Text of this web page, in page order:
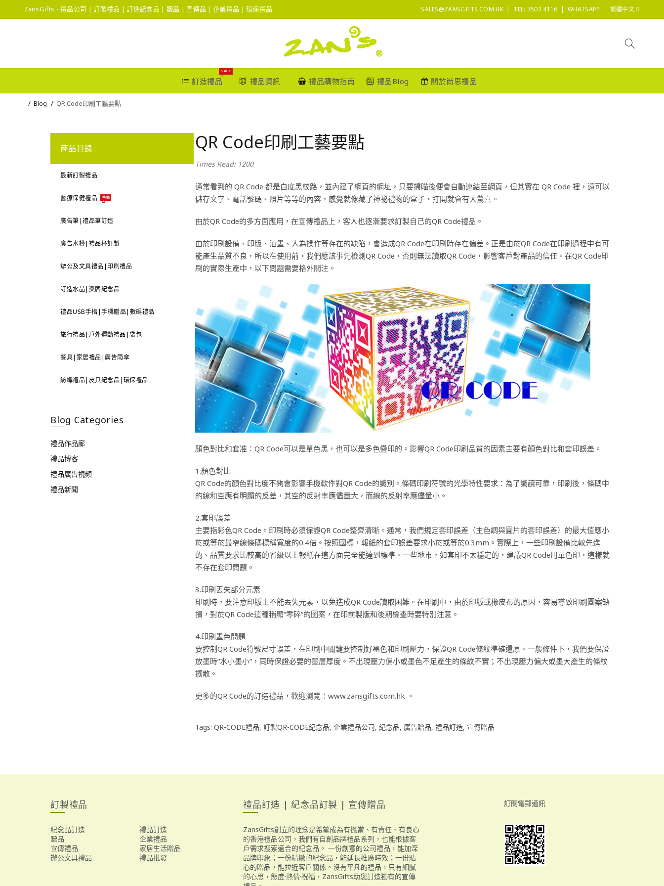
ZansGifts - 禮品公司 | 訂製禮品 | 訂造紀念品 | 贈品 | 宣傳品 | 企業禮品 | 環保禮品 SALES@ZANSGIFTS.COM.HK| TEL: 3502 4116 |WHATSAPP 繁體中文
訂造禮品
SALE
禮品資訊 禮品購物指南 禮品Blog 關於尚思禮品
Blog QR Code印刷工藝要點
商品目錄
最新訂製禮品
醫療保健禮品 熱銷
廣告筆|禮品筆訂造
廣告水樽|禮品杯訂製
辦公及文具禮品|印刷禮品
訂造水晶|獎牌紀念品
禮品USB手指|手機贈品|數碼禮品
旅行禮品|戶外運動禮品|袋包
餐具|家居禮品|廣告雨傘
紡織禮品|皮具紀念品|環保禮品
Blog Categories
禮品作品廊
禮品博客
禮品廣告視頻
禮品新聞
QR Code印刷工藝要點
Times Read: 1200
通常看到的 QR Code 都是白底黑紋路，並內建了網頁的網址，只要掃瞄後便會自動連結至網頁，但其實在 QR Code 裡，還可以
儲存文字、電話號碼、照片等等的內容，感覺就像藏了神祕禮物的盒子，打開就會有大驚喜。
由於QR Code的多方面應用，在宣傳禮品上，客人也逐漸要求訂製自己的QR Code禮品。
由於印刷設備、印版、油墨、人為操作等存在的缺陷，會造成QR Code在印刷時存在偏差。正是由於QR Code在印刷過程中有可
能產生品質不良，所以在使用前，我們應該事先檢測QR Code，否則無法讀取QR Code，影響客戶對產品的信任。在QR Code印
刷的實際生產中，以下問題需要格外關注。
顏色對比和套准：QR Code可以是單色黑，也可以是多色疊印的。影響QR Code印刷品質的因素主要有顏色對比和套印誤差。
1.顏色對比
QR Code的顏色對比度不夠會影響手機軟件對QR Code的識別。條碼印刷符號的光學特性要求：為了識讀可靠，印刷後，條碼中
的線和空應有明顯的反差，其空的反射率應儘量大，而線的反射率應儘量小。
2.套印誤差
主要指彩色QR Code。印刷時必須保證QR Code整齊清晰。通常，我們規定套印誤差（主色調與圖片的套印誤差）的最大值應小
於或等於最窄線條碼標稱寬度的0.4倍。按照國標，報紙的套印誤差要求小於或等於0.3mm。實際上，一些印刷設備比較先進
的、品質要求比較高的省級以上報紙在這方面完全能達到標準。一些地市，如套印不太穩定的，建議QR Code用單色印，這樣就
不存在套印問題。
3.印刷丟失部分元素
印刷時，要注意印版上不能丟失元素，以免造成QR Code讀取困難。在印刷中，由於印版或橡皮布的原因，容易導致印刷圖案缺
損，對於QR Code這種稍顯“零碎”的圖案，在印前製版和後期檢查時要特別注意。
4.印刷墨色問題
要控制QR Code符號尺寸誤差，在印刷中關鍵要控制好墨色和印刷壓力，保證QR Code條紋準確還原。一般條件下，我們要保證
放墨時“水小墨小”，同時保證必要的墨層厚度。不出現壓力偏小或墨色不足產生的條紋不實；不出現壓力偏大或墨大產生的條紋
擴散。
更多的QR Code的訂造禮品，歡迎瀏覽： www.zansgifts.com.hk 。
Tags: QR-CODE禮品, 訂製QR-CODE紀念品, 企業禮品公司, 紀念品, 廣告贈品, 禮品訂造, 宣傳贈品
訂製禮品
紀念品訂造
禮品訂造
贈品
企業禮品
宣傳禮品
家居生活贈品
辦公文具禮品
禮品批發
禮品訂造 | 紀念品訂製 | 宣傳贈品
ZansGifts創立的理念是希望成為有擔當、有責任、有良心
的香港禮品公司，我們有自創品牌禮品系列，也能根據客
戶需求搜索適合的紀念品。 一份創意的公司禮品，能加深
品牌印象；一份精緻的紀念品，能延長推廣時效；一份貼
心的贈品，能拉近客戶關係。沒有平凡的禮品，只有細膩
的心思，態度·熱情·祝福，ZansGifts助您訂造獨有的宣傳
訂閱電郵通訊